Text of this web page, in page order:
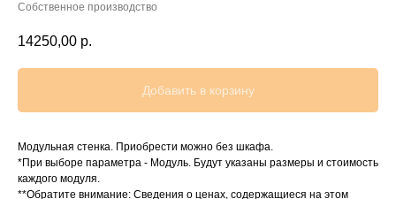
Собственное производство
14250,00 р.
Добавить в корзину
Модульная стенка. Приобрести можно без шкафа.
*При выборе параметра - Модуль. Будут указаны размеры и стоимость
каждого модуля.
**Обратите внимание: Сведения о ценах, содержащиеся на этом